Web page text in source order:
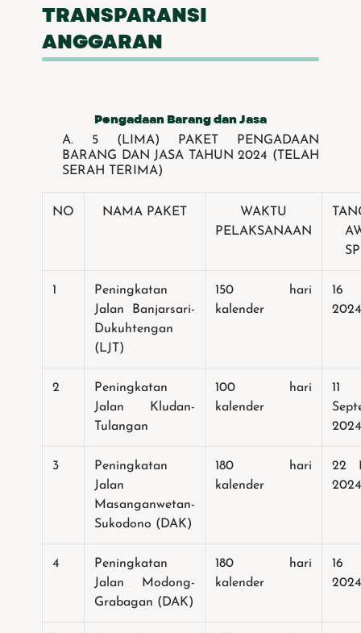
TRANSPARANSI
ANGGARAN
Pengadaan Barang dan Jasa
A. 5 (LIMA) PAKET PENGADAAN
BARANG DAN JASA TAHUN 2024 (TELAH
SERAH TERIMA)
NO NAMA PAKET
WAKTU
PELAKSANAAN
1
Peningkatan
Jalan Banjarsari-
Dukuhtengan
(LJT)
150 hari
kalender
16
2
Peningkatan
Jalan Kludan-
Tulangan
100 hari
kalender
11
3
Peningkatan
Jalan
Masanganwetan-
Sukodono (DAK)
180 hari
kalender
22
4
Peningkatan
Jalan Modong-
Grabagan (DAK)
180 hari
kalender
16